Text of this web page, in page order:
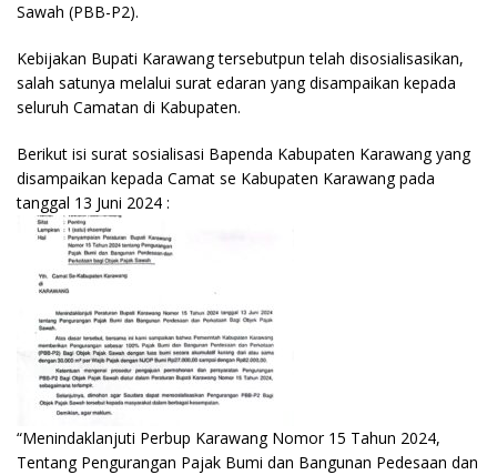
Sawah (PBB-P2).
Kebijakan Bupati Karawang tersebutpun telah disosialisasikan,
salah satunya melalui surat edaran yang disampaikan kepada
seluruh Camatan di Kabupaten.
Berikut isi surat sosialisasi Bapenda Kabupaten Karawang yang
disampaikan kepada Camat se Kabupaten Karawang pada
tanggal 13 Juni 2024 :
“Menindaklanjuti Perbup Karawang Nomor 15 Tahun 2024,
Tentang Pengurangan Pajak Bumi dan Bangunan Pedesaan dan